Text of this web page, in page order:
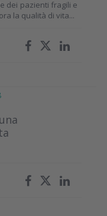
dei pazienti fragili e
la qualità di vita...